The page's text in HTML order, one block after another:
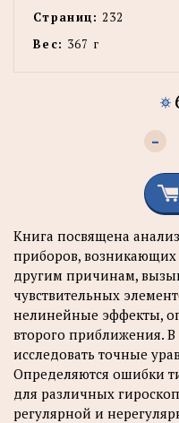
Страниц: 232
Вес: 367 г
-
Книга посвящена
приборов,
другим причинам,
чувствительных
нелинейные эффекты,
второго приближения. В
исследовать точные
Определяются ошибки
для различных
регулярной и